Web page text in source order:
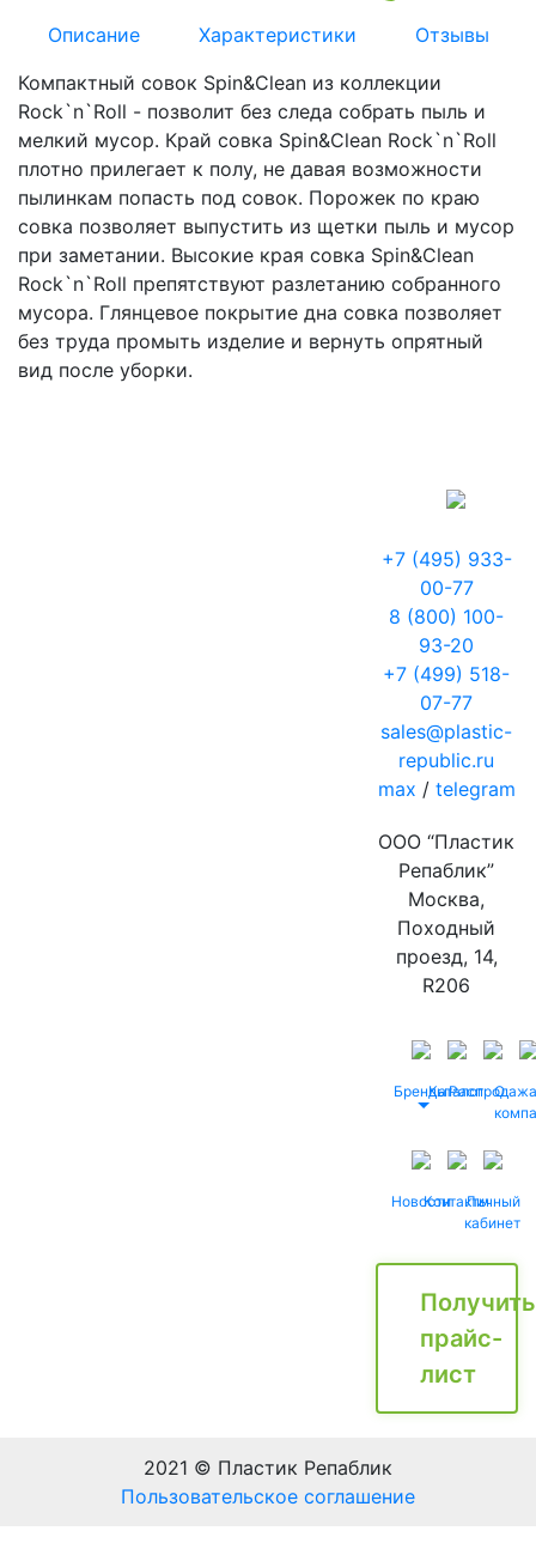
Описание
Характеристики
Отзывы
Компактный совок Spin&Clean из коллекции
Rock`n`Roll - позволит без следа собрать пыль и
мелкий мусор. Край совка Spin&Clean Rock`n`Roll
плотно прилегает к полу, не давая возможности
пылинкам попасть под совок. Порожек по краю
совка позволяет выпустить из щетки пыль и мусор
при заметании. Высокие края совка Spin&Clean
Rock`n`Roll препятствуют разлетанию собранного
мусора. Глянцевое покрытие дна совка позволяет
без труда промыть изделие и вернуть опрятный
вид после уборки.
+7 (495) 933-
00-77
8 (800) 100-
93-20
+7 (499) 518-
07-77
sales@plastic-
republic.ru
max / telegram
ООО “Пластик
Репаблик”
Москва,
Походный
проезд, 14,
R206
БрендыКаталог
Распродажа
О
НовостиКонтактыЛичный
кабинет
Получить
прайс-
лист
2021 © Пластик Репаблик
Пользовательское соглашение